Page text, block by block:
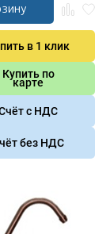
в 1 клик
Купить по
карте
Счёт с НДС
Счёт без НДС